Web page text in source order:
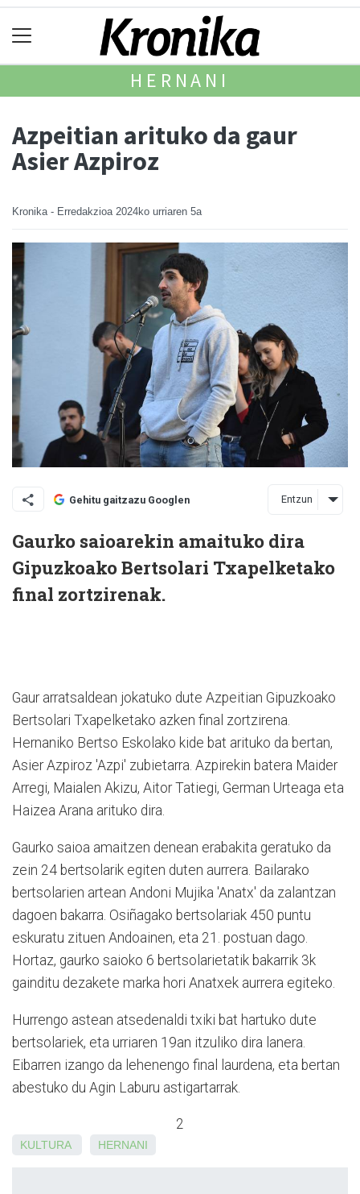
HERNANI
Azpeitian arituko da gaur
Asier Azpiroz
Kronika - Erredakzioa 2024ko urriaren 5a
Gehitu gaitzazu Googlen Entzun
Gaurko saioarekin amaituko dira
Gipuzkoako Bertsolari Txapelketako
final zortzirenak.
Gaur arratsaldean jokatuko dute Azpeitian Gipuzkoako
Bertsolari Txapelketako azken final zortzirena.
Hernaniko Bertso Eskolako kide bat arituko da bertan,
Asier Azpiroz 'Azpi' zubietarra. Azpirekin batera Maider
Arregi, Maialen Akizu, Aitor Tatiegi, German Urteaga eta
Haizea Arana arituko dira.
Gaurko saioa amaitzen denean erabakita geratuko da
zein 24 bertsolarik egiten duten aurrera. Bailarako
bertsolarien artean Andoni Mujika 'Anatx' da zalantzan
dagoen bakarra. Osiñagako bertsolariak 450 puntu
eskuratu zituen Andoainen, eta 21. postuan dago.
Hortaz, gaurko saioko 6 bertsolarietatik bakarrik 3k
gainditu dezakete marka hori Anatxek aurrera egiteko.
Hurrengo astean atsedenaldi txiki bat hartuko dute
bertsolariek, eta urriaren 19an itzuliko dira lanera.
Eibarren izango da lehenengo final laurdena, eta bertan
abestuko du Agin Laburu astigartarrak.
2
KULTURA HERNANI